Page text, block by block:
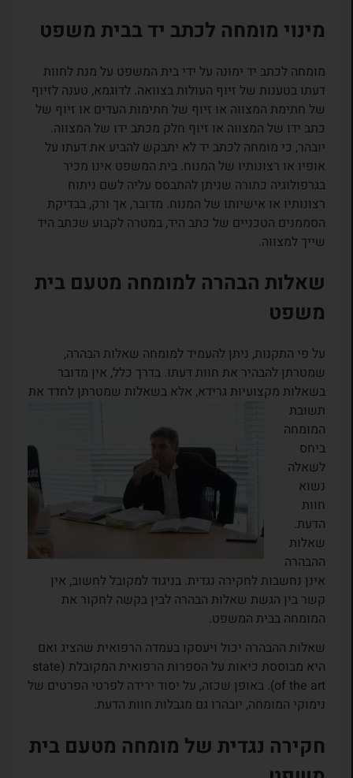
מינוי מומחה לכתב יד בבית משפט
מומחה לכתב יד ימונה על ידי בית המשפט על מנת לחוות
דעתו בטענות של זיוף העולות בצוואה. לדוגמא, טענה לזיוף
של חתימת המצווה או זיוף של חתימות העדים או זיוף של
כתב ידו של המצווה או זיוף חלק מכתב ידו של המצווה.
יובהר, כי מומחה לכתב יד לא יתבקש להביע את דעתו על
אופיו או רצונותיו של המנוח. בית המשפט אינו מכיר
בגרפולוגיה כתורה שניתן להתבסס עליה לשם ניתוח
רצונותיו או אישיותו של המנוח. מדובר, אך ורק, בבדיקת
הסממנים הטכניים של כתב היד, במטרה לקבוע שכתב היד
שייך למצווה.
שאלות הבהרה למומחה מטעם בית
משפט
על פי התקנות, ניתן להעמיד למומחה שאלות הבהרה,
שמטרתן להבהיר את חוות דעתו. בדרך כלל, אין מדובר
בשאלות מקצועיות גרידא, אלא בשאלות שמטרתן לחדד את
תשובת
המומחה
ביחס
לשאלה
נשוא
חוות
הדעת.
שאלות
ההבהרה
אינן נחשבות לחקירה נגדית. בניגוד למקובל לחשוב, אין
קשר בין הגשת שאלות הבהרה לבין בקשה לחקור את
המומחה בבית המשפט.
שאלות ההבהרה יכול ויעסקו בעמדה הרפואית שהציג ואם
היא מבוססת כיאות על הספרות הרפואית המקובלת (state
of the art). באופן שכזה, על יסוד ירידה לפרטי הפרטים של
נימוקי המומחה, יובהרו גם מגבלות חוות הדעת.
חקירה נגדית של מומחה מטעם בית